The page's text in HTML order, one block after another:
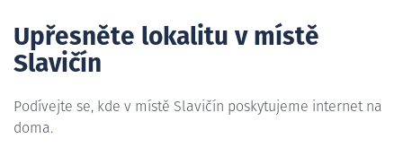
Upřesněte lokalitu v místě
Slavičín
Podívejte se, kde v místě Slavičín poskytujeme internet na
doma.